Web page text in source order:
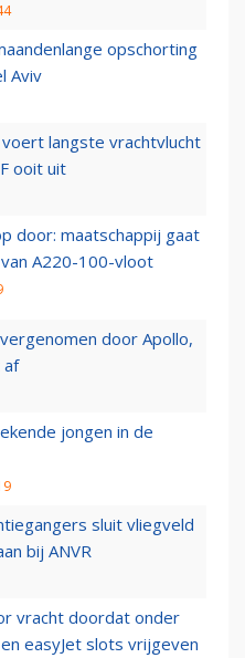
opschorting
Aviv
voert langste vrachtvlucht
ooit uit
door: maatschappij gaat
A220-100-vloot
door Apollo,
af
jongen in de
sluit vliegveld
bij ANVR
vracht doordat onder
easyJet slots vrijgeven